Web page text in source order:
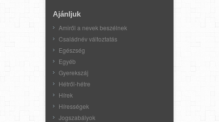
Ajánljuk
Amiről a nevek beszélnek
Családnév változtatás
Egészség
Egyéb
Gyerekszáj
Hétről-hétre
Hírek
Hírességek
Jogszabályok